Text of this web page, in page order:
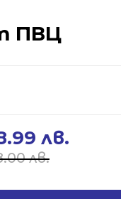
ПВЦ
лв.
лв.